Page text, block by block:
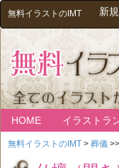
無料イラストのIMT 新
HOME イラストラ
無料イラストのIMT > 葬儀 >>